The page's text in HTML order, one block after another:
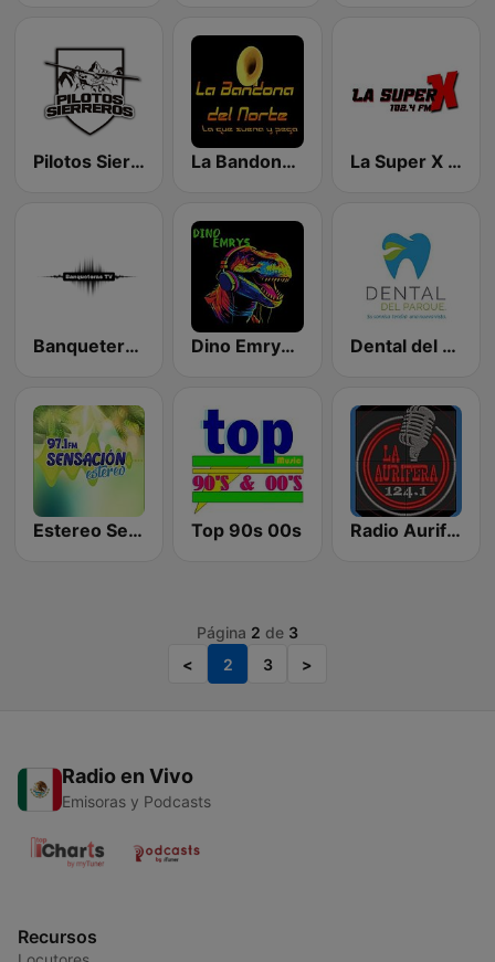
Pilotos Sierreros Radio La Bandona del norte La Super X FM
Banqueteras Radio Dino Emrys Radio Dental del Parque Radio
Estereo Sensacion Top 90s 00s Radio Aurifera
Página 2 de 3
<
2 3 >
Radio en Vivo
Emisoras y Podcasts
Recursos